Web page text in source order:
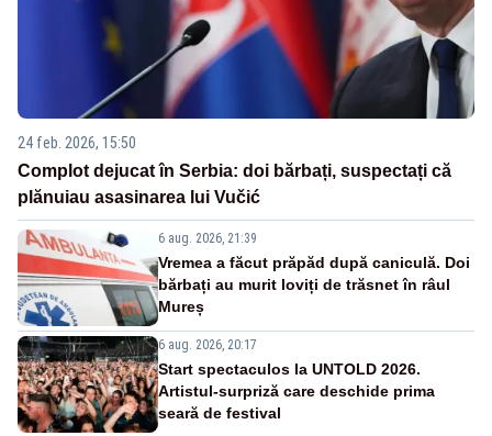
24 feb. 2026, 15:50
Complot dejucat în Serbia: doi bărbați, suspectați că
plănuiau asasinarea lui Vučić
6 aug. 2026, 21:39
Vremea a făcut prăpăd după caniculă. Doi
bărbați au murit loviți de trăsnet în râul
Mureș
6 aug. 2026, 20:17
Start spectaculos la UNTOLD 2026.
Artistul-surpriză care deschide prima
seară de festival